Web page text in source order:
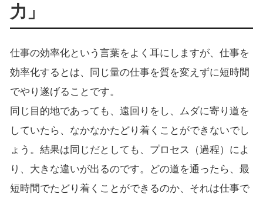
力」
仕事の効率化という言葉をよく耳にしますが、仕事を
効率化するとは、同じ量の仕事を質を変えずに短時間
でやり遂げることです。
同じ目的地であっても、遠回りをし、ムダに寄り道を
していたら、なかなかたどり着くことができないでし
ょう。結果は同じだとしても、プロセス（過程）によ
り、大きな違いが出るのです。どの道を通ったら、最
短時間でたどり着くことができるのか、それは仕事で